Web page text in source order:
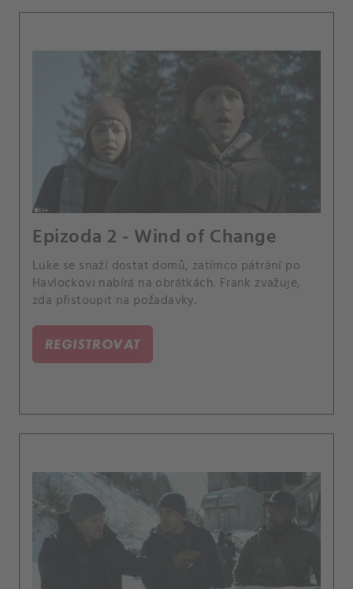
Epizoda 2 - Wind of Change
Luke se snaží dostat domů, zatímco pátrání po
Havlockovi nabírá na obrátkách. Frank zvažuje,
zda přistoupit na požadavky.
REGISTROVAT